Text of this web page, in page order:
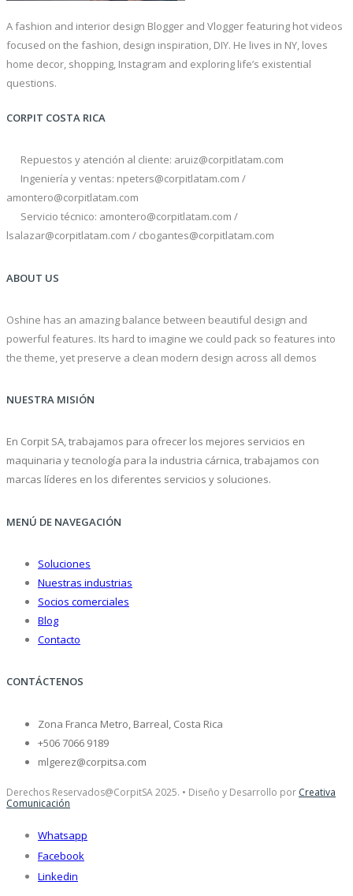
Afashion and interior design Blogger and Vlogger featuring hot videos
focused on the fashion, design inspiration, DIY. He lives in NY, loves
home decor, shopping, Instagram and exploring life’s existential
questions.
CORPIT COSTA RICA
Repuestos y atención al cliente: aruiz@corpitlatam.com
Ingeniería y ventas: npeters@corpitlatam.com /
amontero@corpitlatam.com
Servicio técnico: amontero@corpitlatam.com /
lsalazar@corpitlatam.com / cbogantes@corpitlatam.com
ABOUT US
Oshine has an amazing balance between beautiful design and
powerful features. Its hard to imagine we could pack so features into
the theme, yet preserve a clean modern design across all demos
NUESTRA MISIÓN
En Corpit SA, trabajamos para ofrecer los mejores servicios en
maquinaria y tecnología para la industria cárnica, trabajamos con
marcas líderes en los diferentes servicios y soluciones.
MENÚ DE NAVEGACIÓN
Soluciones
Nuestras industrias
Socios comerciales
Blog
Contacto
CONTÁCTENOS
Zona Franca Metro, Barreal, Costa Rica
+506 7066 9189
mlgerez@corpitsa.com
Derechos Reservados@CorpitSA 2025. • Diseño y Desarrollo por Creativa
Comunicación
Whatsapp
Facebook
Linkedin